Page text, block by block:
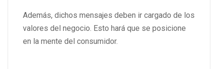
Además, dichos mensajes deben ir cargado de los
valores del negocio. Esto hará que se posicione
en la mente del consumidor.